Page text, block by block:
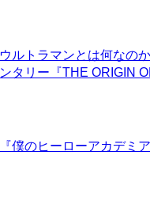
ウルトラマンとは何なの
ンタリー『THE ORIGIN
『僕のヒーローアカデミ